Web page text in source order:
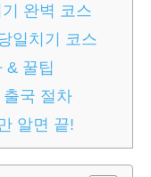
완벽 코스
일치기 코스
& 꿀팁
국 절차
알면 끝!